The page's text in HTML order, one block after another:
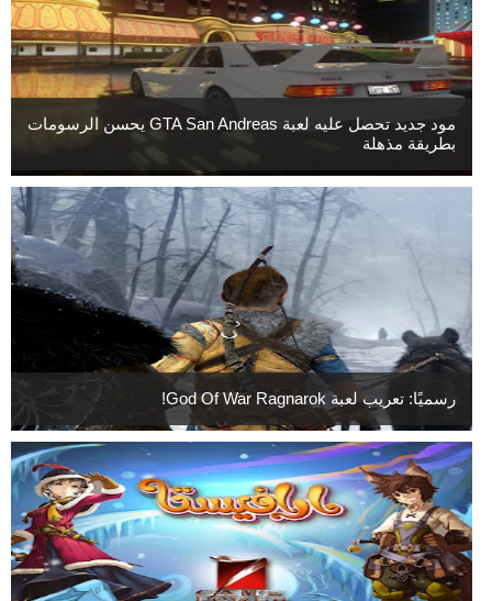
مود جديد تحصل عليه لعبة GTA San Andreas يحسن الرسومات
بطريقة مذهلة
رسميًا: تعريب لعبة God Of War Ragnarok!